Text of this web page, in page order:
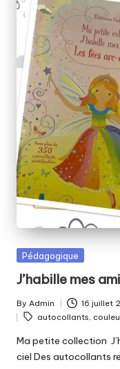
Posted
Pédagogique
J’habille mes
Posted
by
By Admin 16 juillet
Tags:
autocollants,
Ma petite collection
ciel Des autocollants